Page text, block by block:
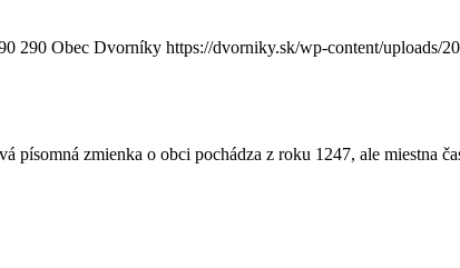
290 Obec Dvorníky https://dvorniky.sk/wp-content/uploads/
zmienka o obci pochádza z roku 1247, ale miestna